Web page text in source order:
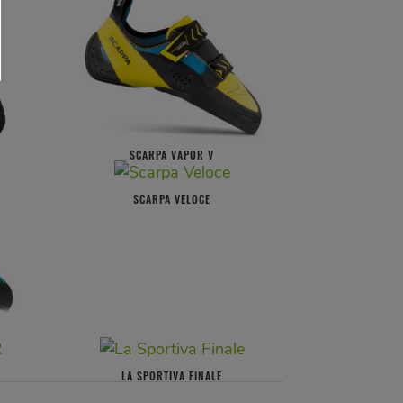
SCARPA VAPOR V
SCARPA VELOCE
LA SPORTIVA FINALE